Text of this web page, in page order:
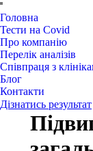
Головна
Тести на Covid
Про компанію
Перелік аналізів
Співпраця з
Блог
Контакти
Дізнатись результат